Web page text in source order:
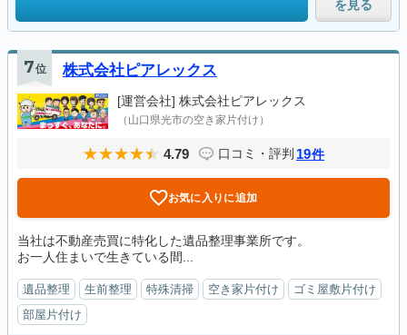
を見る
7位 株式会社ピアレックス
[運営会社] 株式会社ピアレックス
（山口県光市の空き家片付け）
4.79 口コミ・評判 19件
お気に入りに追加
当社は不動産売買に特化した遺品整理事業所です。
お一人住まいで生きている間...
遺品整理 生前整理 特殊清掃 空き家片付け
ゴミ屋敷片付け
部屋片付け